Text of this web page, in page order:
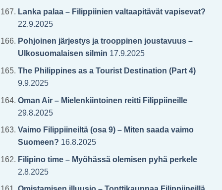
Lanka palaa – Filippiinien valtaapitävät vapisevat?
22.9.2025
Pohjoinen järjestys ja trooppinen joustavuus –
Ulkosuomalaisen silmin 17.9.2025
The Philippines as a Tourist Destination (Part 4)
9.9.2025
Oman Air – Mielenkiintoinen reitti Filippiineille
29.8.2025
Vaimo Filippiineiltä (osa 9) – Miten saada vaimo
Suomeen? 16.8.2025
Filipino time – Myöhässä olemisen pyhä perkele
2.8.2025